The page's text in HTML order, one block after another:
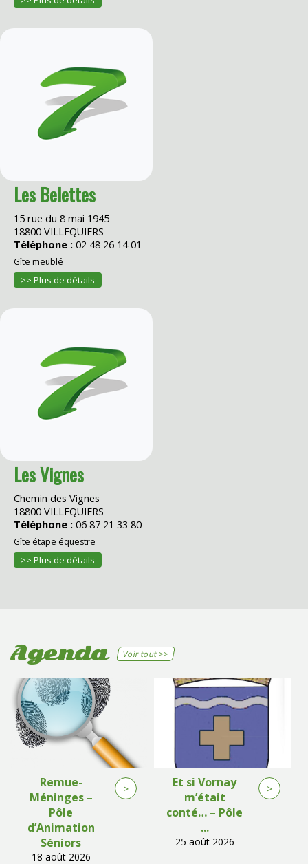
Les Belettes
15 rue du 8 mai 1945
18800 VILLEQUIERS
Téléphone : 02 48 26 14 01
Gîte meublé
>> Plus de détails
Les Vignes
Chemin des Vignes
18800 VILLEQUIERS
Téléphone : 06 87 21 33 80
Gîte étape équestre
>> Plus de détails
Agenda Voir tout >>
Remue-
Méninges –
Pôle
d’Animation
Séniors
18 août 2026
>
Et si Vornay
m’était
conté… – Pôle
...
25 août 2026
>